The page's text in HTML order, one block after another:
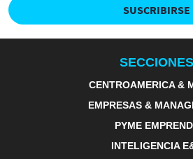
SUSCRIBIRSE
SECCIONES
CENTROAMERICA &
EMPRESAS &
PYME
INTELIGENCIA